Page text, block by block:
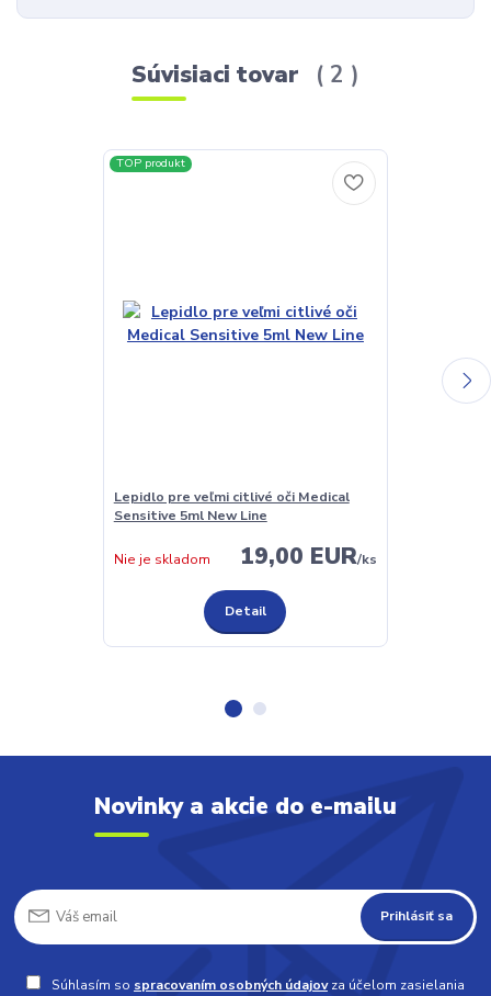
Súvisiaci tovar 2
TOP produkt
Lepidlo pre veľmi citlivé oči Medical
Sensitive 5ml New Line
19,00 EUR/ks
Nie je skladom
Detail
Novinky a akcie do e-mailu
Prihlásiť sa
Súhlasím so spracovaním osobných údajovza účelom zasielania